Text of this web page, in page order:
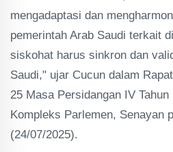
mengadaptasi dan
pemerintah Arab Saudi terkait
siskohat harus sinkron dan
Saudi," ujar Cucun dalam
25 Masa Persidangan IV
Kompleks Parlemen, Senayan
(24/07/2025).